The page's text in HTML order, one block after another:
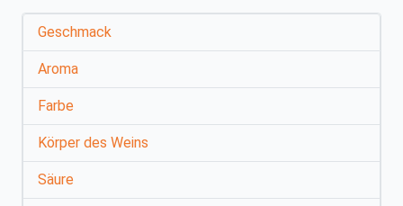
Geschmack
Aroma
Farbe
Körper des Weins
Säure